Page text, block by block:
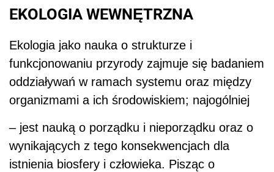
EKOLOGIA WEWNĘTRZNA
Ekologia jako nauka o strukturze i
funkcjonowaniu przyrody zajmuje się badaniem
oddziaływań w ramach systemu oraz między
organizmami a ich środowiskiem; najogólniej
– jest nauką o porządku i nieporządku oraz o
wynikających z tego konsekwencjach dla
istnienia biosfery i człowieka. Pisząc o